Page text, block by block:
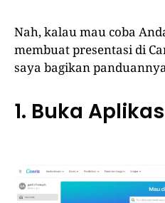
Nah, kalau mau coba
membuat presentasi di
saya bagikan
1. Buka